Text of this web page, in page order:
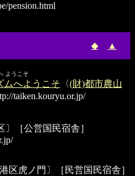
pension.html
◆ ▲
ようこそ
ムへようこそ 〈(財)都市農山
taiken.kouryu.or.jp/
〕［公営国民宿舎］
区虎ノ門〕［民営国民宿舎］